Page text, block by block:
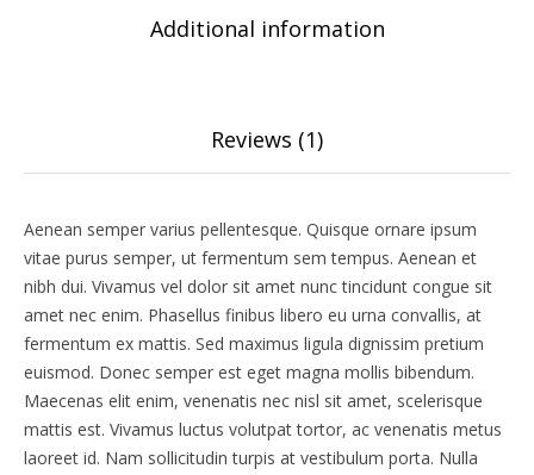
Additional information
Reviews (1)
Aenean semper varius pellentesque. Quisque ornare ipsum
vitae purus semper, ut fermentum sem tempus. Aenean et
nibh dui. Vivamus vel dolor sit amet nunc tincidunt congue sit
amet nec enim. Phasellus finibus libero eu urna convallis, at
fermentum ex mattis. Sed maximus ligula dignissim pretium
euismod. Donec semper est eget magna mollis bibendum.
Maecenas elit enim, venenatis nec nisl sit amet, scelerisque
mattis est. Vivamus luctus volutpat tortor, ac venenatis metus
laoreet id. Nam sollicitudin turpis at vestibulum porta. Nulla